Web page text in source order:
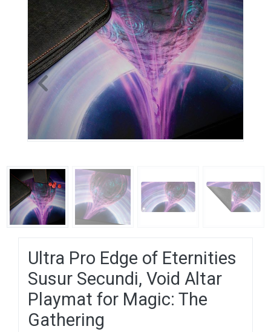
Previous Next
Ultra Pro Edge of Eternities
Susur Secundi, Void Altar
Playmat for Magic: The
Gathering